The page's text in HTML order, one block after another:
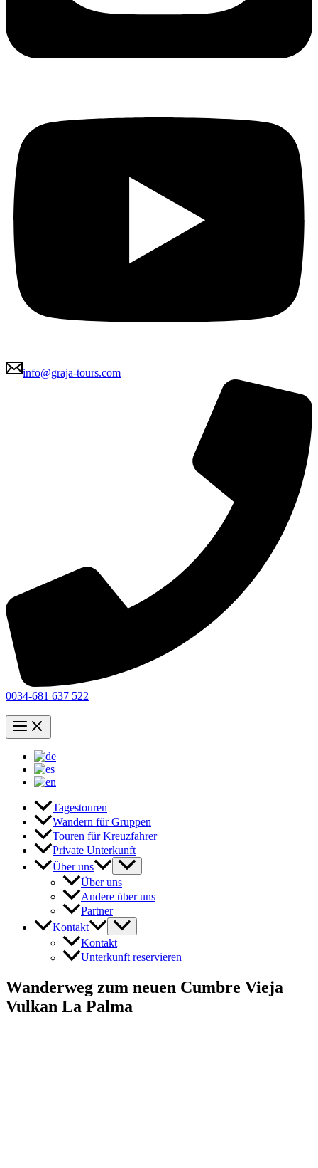
info@graja-tours.com
0034-681 637 522
Tagestouren
Wandern für Gruppen
Touren für Kreuzfahrer
Private Unterkunft
Über uns
Über uns
Andere über uns
Partner
Kontakt
Kontakt
Unterkunft reservieren
Wanderweg zum neuen Cumbre Vieja
Vulkan La Palma